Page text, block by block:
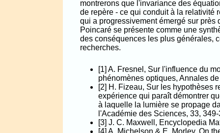
montrerons que l'invariance des
de repère - ce qui conduit à la relativité
qui a progressivement émergé sur
Poincaré se présente comme une
des conséquences les plus générales,
recherches.
[1] A. Fresnel, Sur l'influence du
phénomènes optiques, Annales
[2] H. Fizeau, Sur les hypothèses
expérience qui paraît démontrer
à laquelle la lumière se propage
l'Académie des Sciences, 33,
[3] J. C. Maxwell, Encyclopedia
[4] A. Michelson & E. Morley, On